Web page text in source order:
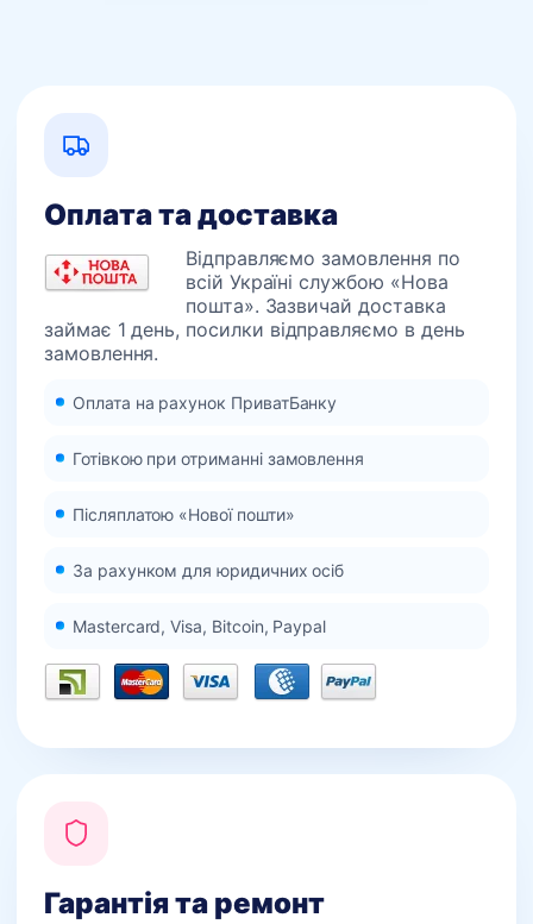
Оплата та доставка
Відправляємо замовлення по
всій Україні службою «Нова
пошта». Зазвичай доставка
займає 1 день, посилки відправляємо в день
замовлення.
Оплата на рахунок ПриватБанку
Готівкою при отриманні замовлення
Післяплатою «Нової пошти»
За рахунком для юридичних осіб
Mastercard, Visa, Bitcoin, Paypal
Гарантія та ремонт